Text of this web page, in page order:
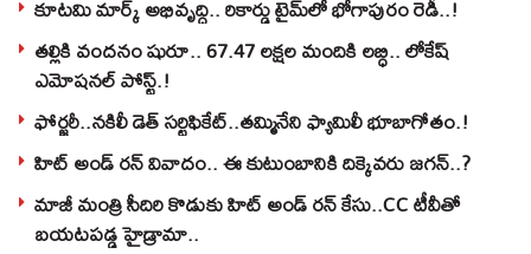
కూటమి మార్క్ అభివృద్ధి.. రికార్డు టైమ్‌లో భోగాపురం రెడీ..!
తల్లికి వందనం షురూ.. 67.47 లక్షల మందికి లబ్ధి.. లోకేష్‌
ఎమోషనల్ పోస్ట్‌.!
ఫోర్జరీ..నకిలీ డెత్ సర్టిఫికేట్..తమ్మినేని ఫ్యామిలీ భూబాగోతం.!
హిట్ అండ్ రన్ వివాదం.. ఈ కుటుంబానికి దిక్కెవరు జగన్..?
మాజీ మంత్రి సీదిరి కొడుకు హిట్ అండ్ రన్ కేసు..CC టీవీతో
బయటపడ్డ హైడ్రామా..